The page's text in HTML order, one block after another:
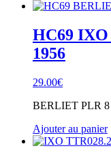
HC69
1956
29.00€
BERLIET PLR
Ajouter au panier